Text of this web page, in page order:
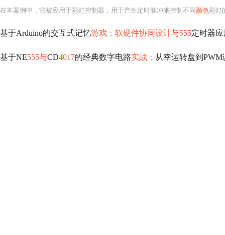
在本案例中，它被应用于彩灯控制器，用于产生定时脉冲来控制不同颜色彩灯
基于Arduino的交互式记忆游戏：软硬件协同设计与555定时器应
基于NE555与CD4017的经典数字电路实战： 从幸运转盘到